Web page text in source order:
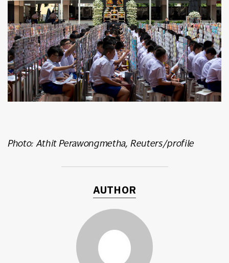
Photo: Athit Perawongmetha, Reuters/profile
AUTHOR